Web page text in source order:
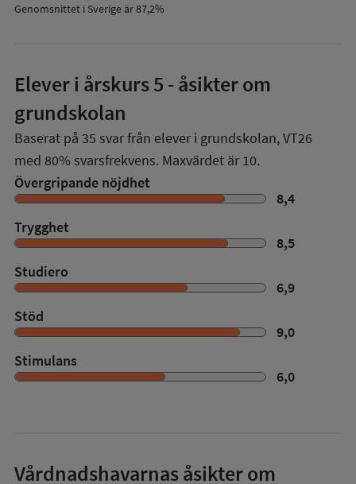
Genomsnittet i Sverige är 87,2%
Elever i årskurs 5 - åsikter om
grundskolan
Baserat på 35 svar från elever i grundskolan,VT26
med 80% svarsfrekvens. Maxvärdet är 10.
Övergripande nöjdhet
8,4
Trygghet
8,5
Studiero
6,9
Stöd
9,0
Stimulans
6,0
Vårdnadshavarnas åsikter om